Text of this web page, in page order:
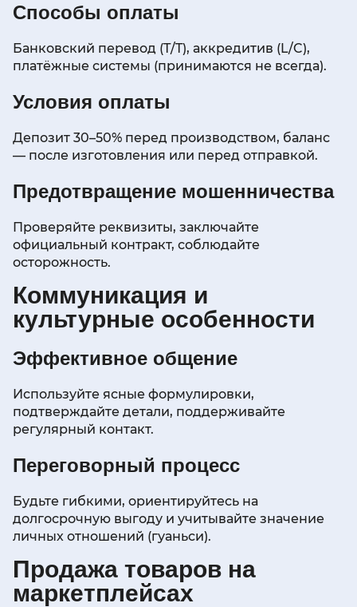
Способы оплаты
Банковский перевод (T/T), аккредитив (L/C),
платёжные системы (принимаются не всегда).
Условия оплаты
Депозит 30–50% перед производством, баланс
— после изготовления или перед отправкой.
Предотвращение мошенничества
Проверяйте реквизиты, заключайте
официальный контракт, соблюдайте
осторожность.
Коммуникация и
культурные особенности
Эффективное общение
Используйте ясные формулировки,
подтверждайте детали, поддерживайте
регулярный контакт.
Переговорный процесс
Будьте гибкими, ориентируйтесь на
долгосрочную выгоду и учитывайте значение
личных отношений (гуаньси).
Продажа товаров на
маркетплейсах